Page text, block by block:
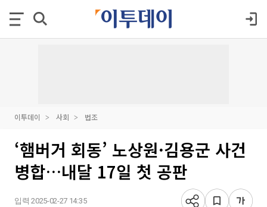
이투데이 사회 법조
‘햄버거 회동’ 노상원·김용군 사건
병합…내달 17일 첫 공판
입력 2025-02-27 14:35